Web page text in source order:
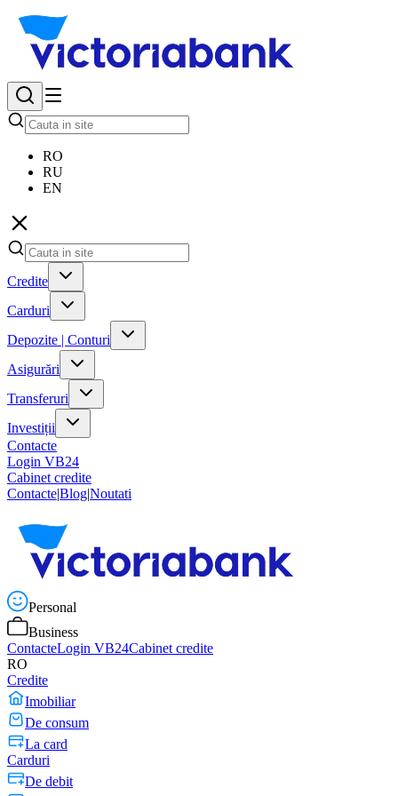
RO
RU
EN
Credite
Carduri
Depozite | Conturi
Asigurări
Transferuri
Investiții
Contacte
Login VB24
Cabinet credite
Contacte|Blog|Noutati
Personal
Business
ContacteLogin VB24Cabinet credite
RO
Credite
Imobiliar
De consum
La card
Carduri
De debit